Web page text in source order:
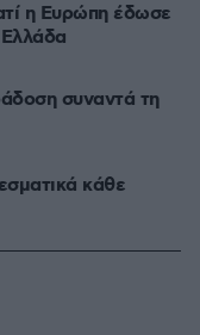
η Ευρώπη έδωσε
συναντά τη
κάθε